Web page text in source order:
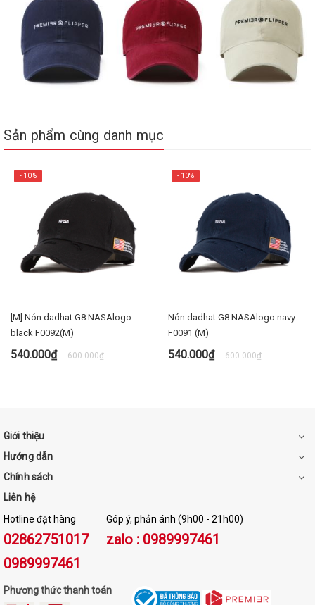
Sản phẩm cùng danh mục
- 10%
[M] Nón dadhat G8 NASAlogo
black F0092(M)
540.000₫ 600.000₫
- 10%
Nón dadhat G8 NASAlogo navy
F0091 (M)
540.000₫ 600.000₫
Giới thiệu
Hướng dẫn
Chính sách
Liên hệ
Hotline đặt hàng
02862751017
0989997461
Góp ý, phản ánh (9h00 - 21h00)
zalo : 0989997461
Phương thức thanh toán